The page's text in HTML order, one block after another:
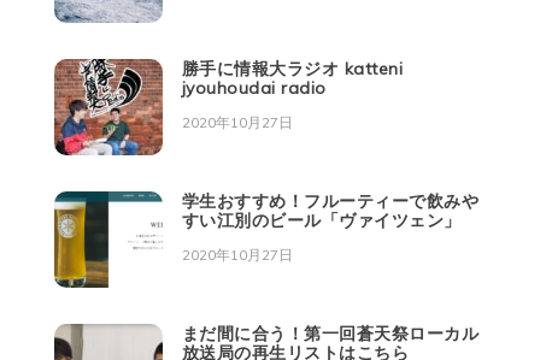
勝手に情報大ラジオ katteni
jyouhoudai radio
2020年10月27日
学生おすすめ！フルーティーで飲みや
すい江別のビール「ヴァイツェン」
2020年10月27日
まだ間に合う！第一回蒼天祭ローカル
放送局の再生リストはこちら